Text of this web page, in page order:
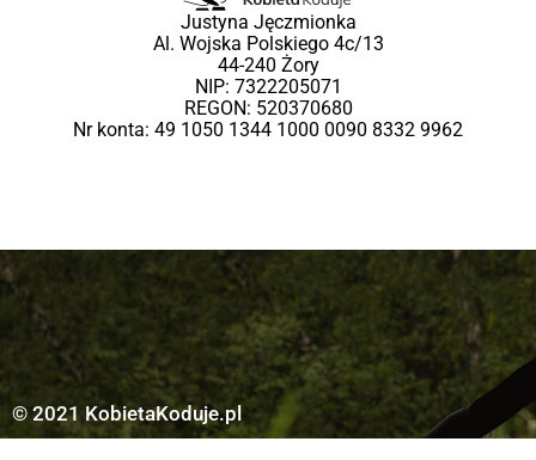
Justyna Jęczmionka
Al. Wojska Polskiego 4c/13
44-240 Żory
NIP: 7322205071
REGON: 520370680
Nr konta: 49 1050 1344 1000 0090 8332 9962
© 2021 KobietaKoduje.pl